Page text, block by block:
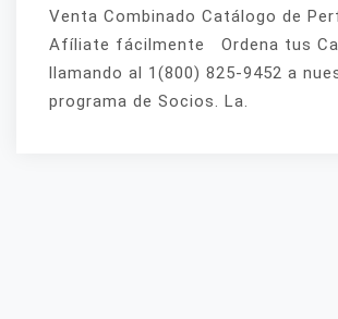
Venta Combinado Catálogo de
Afíliate fácilmente Ordena tus
llamando al 1(800) 825-9452 a
programa de Socios. La.